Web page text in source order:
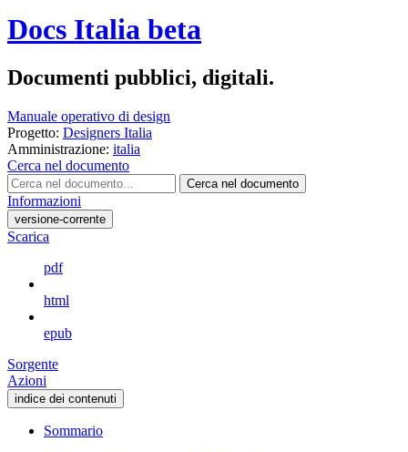
Docs Italia beta
Documenti pubblici, digitali.
Manuale operativo di design
Progetto: Designers Italia
Amministrazione: italia
Cerca nel documento
Cerca nel documento
Informazioni
versione-corrente
Scarica
pdf
html
epub
Sorgente
Azioni
indice dei contenuti
Sommario